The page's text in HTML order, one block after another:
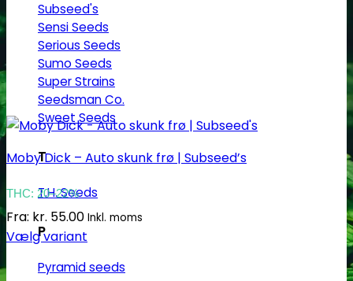
Subseed's
Sensi Seeds
Serious Seeds
Sumo Seeds
Super Strains
Seedsman Co.
Sweet Seeds
T
T.H. Seeds
P
Pyramid seeds
Moby Dick – Auto skunk frø | Subseed’s
THC: 20–22%
Fra: kr. 55.00 Inkl. moms
Vælg variant
vare